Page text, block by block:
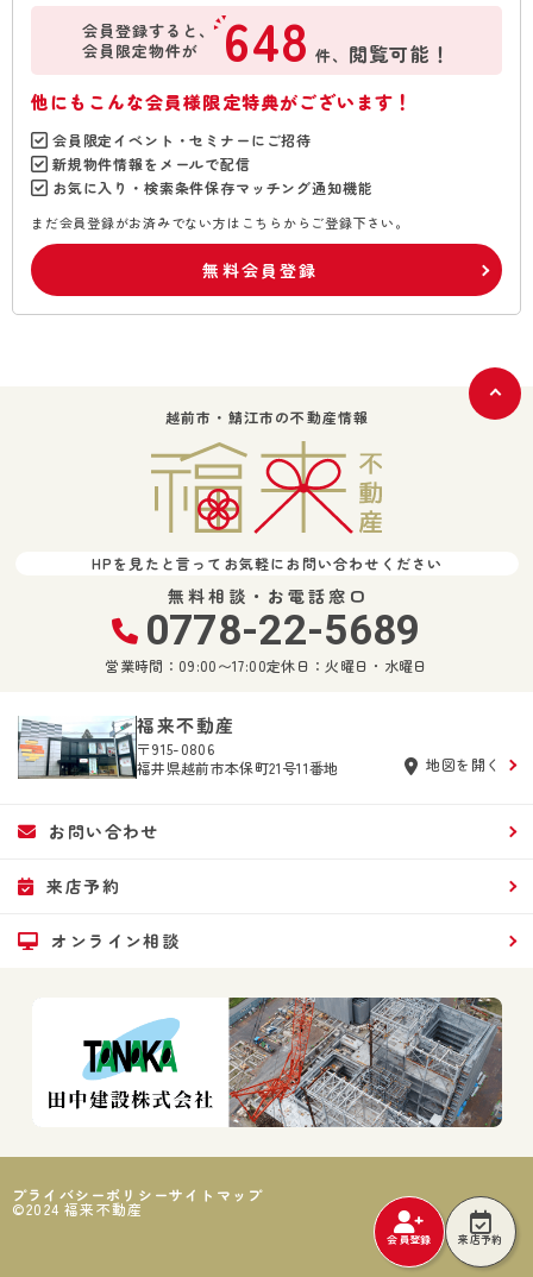
会員登録すると、
会員限定物件が
648 件、 閲覧可能！
他にもこんな会員様限定特典がございます！
会員限定イベント・セミナーにご招待
新規物件情報をメールで配信
お気に入り・検索条件保存マッチング通知機能
まだ会員登録がお済みでない方はこちらからご登録下さい。
無料会員登録
会員登録 来店予約
越前市・鯖江市の不動産情報
HPを見たと言ってお気軽にお問い合わせください
無料相談・お電話窓口
0778-22-5689
営業時間：09:00〜17:00定休日：火曜日・水曜日
福来不動産
〒915-0806
福井県越前市本保町21号11番地
地図を開く
お問い合わせ
来店予約
オンライン相談
プライバシーポリシーサイトマップ
©2024 福来不動産